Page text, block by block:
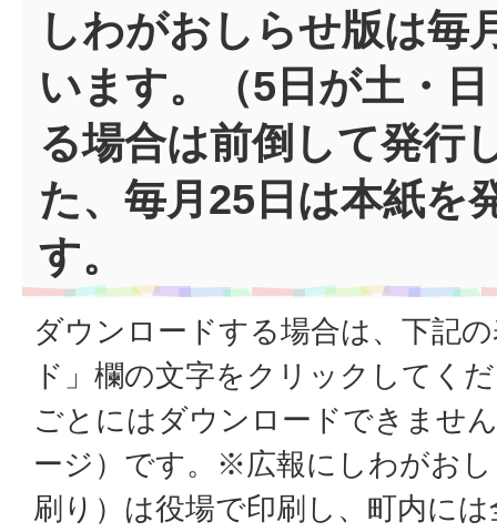
しわがおしらせ版は毎
います。（5日が土・
る場合は前倒して発行
た、毎月25日は本紙を
す。
ダウンロードする場合は、下記
ド」欄の文字をクリックしてく
ごとにはダウンロードできませ
ージ）です。※広報にしわがお
刷り）は役場で印刷し、町内に